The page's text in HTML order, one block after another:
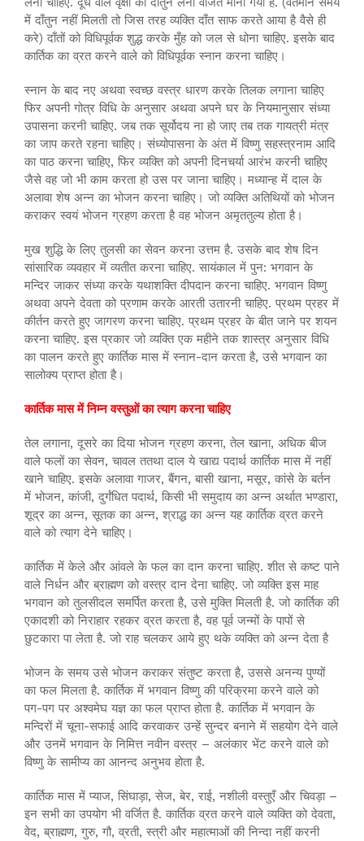
में दाँतुन नहीं मिलती तो जिस तरह व्यक्ति दाँत साफ करते आया है वैसे ही
करे) दाँतों को विधिपूर्वक शुद्ध करके मुँह को जल से धोना चाहिए. इसके बाद
कार्तिक का व्रत करने वाले को विधिपूर्वक स्नान करना चाहिए।
स्नान के बाद नए अथवा स्वच्छ वस्त्र धारण करके तिलक लगाना चाहिए
फिर अपनी गोत्र विधि के अनुसार अथवा अपने घर के नियमानुसार संध्या
उपासना करनी चाहिए. जब तक सूर्योदय ना हो जाए तब तक गायत्री मंत्र
का जाप करते रहना चाहिए। संध्योपासना के अंत में विष्णु सहस्त्रनाम आदि
का पाठ करना चाहिए, फिर व्यक्ति को अपनी दिनचर्या आरंभ करनी चाहिए
जैसे वह जो भी काम करता हो उस पर जाना चाहिए। मध्यान्ह में दाल के
अलावा शेष अन्न का भोजन करना चाहिए। जो व्यक्ति अतिथियों को भोजन
कराकर स्वयं भोजन ग्रहण करता है वह भोजन अमृततुल्य होता है।
मुख शुद्धि के लिए तुलसी का सेवन करना उत्तम है. उसके बाद शेष दिन
सांसारिक व्यवहार में व्यतीत करना चाहिए. सायंकाल में पुन: भगवान के
मन्दिर जाकर संध्या करके यथाशक्ति दीपदान करना चाहिए. भगवान विष्णु
अथवा अपने देवता को प्रणाम करके आरती उतारनी चाहिए. प्रथम प्रहर में
कीर्तन करते हुए जागरण करना चाहिए. प्रथम प्रहर के बीत जाने पर शयन
करना चाहिए. इस प्रकार जो व्यक्ति एक महीने तक शास्त्र अनुसार विधि
का पालन करते हुए कार्तिक मास में स्नान-दान करता है, उसे भगवान का
सालोक्य प्राप्त होता है।
कार्तिक मास में निम्न वस्तुओं का त्याग करना चाहिए
तेल लगाना, दूसरे का दिया भोजन ग्रहण करना, तेल खाना, अधिक बीज
वाले फलों का सेवन, चावल ततथा दाल ये खाद्य पदार्थ कार्तिक मास में नहीं
खाने चाहिए. इसके अलावा गाजर, बैंगन, बासी खाना, मसूर, कांसे के बर्तन
में भोजन, कांजी, दुर्गंधित पदार्थ, किसी भी समुदाय का अन्न अर्थात भण्डारा,
शूद्र का अन्न, सूतक का अन्न, श्राद्ध का अन्न यह कार्तिक व्रत करने
वाले को त्याग देने चाहिए।
कार्तिक में केले और आंवले के फल का दान करना चाहिए. शीत से कष्ट पाने
वाले निर्धन और ब्राह्मण को वस्त्र दान देना चाहिए. जो व्यक्ति इस माह
भगवान को तुलसीदल समर्पित करता है, उसे मुक्ति मिलती है. जो कार्तिक की
एकादशी को निराहार रहकर व्रत करता है, वह पूर्व जन्मों के पापों से
छुटकारा पा लेता है. जो राह चलकर आये हुए थके व्यक्ति को अन्न देता है
भोजन के समय उसे भोजन कराकर संतुष्ट करता है, उससे अनन्य पुण्यों
का फल मिलता है. कार्तिक में भगवान विष्णु की परिक्रमा करने वाले को
पग-पग पर अश्वमेघ यज्ञ का फल प्राप्त होता है. कार्तिक में भगवान के
मन्दिरों में चूना-सफाई आदि करवाकर उन्हें सुन्दर बनाने में सहयोग देने वाले
और उनमें भगवान के निमित्त नवीन वस्त्र – अलंकार भेंट करने वाले को
विष्णु के सामीप्य का आनन्द अनुभव होता है.
कार्तिक मास में प्याज, सिंघाड़ा, सेज, बेर, राई, नशीली वस्तुएँ और चिवड़ा –
इन सभी का उपयोग भी वर्जित है. कार्तिक व्रत करने वाले व्यक्ति को देवता,
वेद, ब्राह्मण, गुरु, गौ, व्रती, स्त्री और महात्माओं की निन्दा नहीं करनी